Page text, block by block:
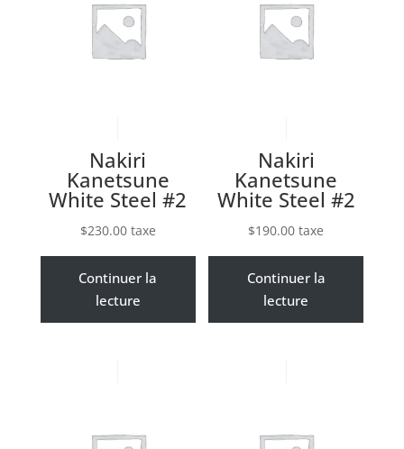
Nakiri
Kanetsune
White Steel #2
$230.00 taxe
Continuer la
lecture
Nakiri
Kanetsune
White Steel #2
$190.00 taxe
Continuer la
lecture